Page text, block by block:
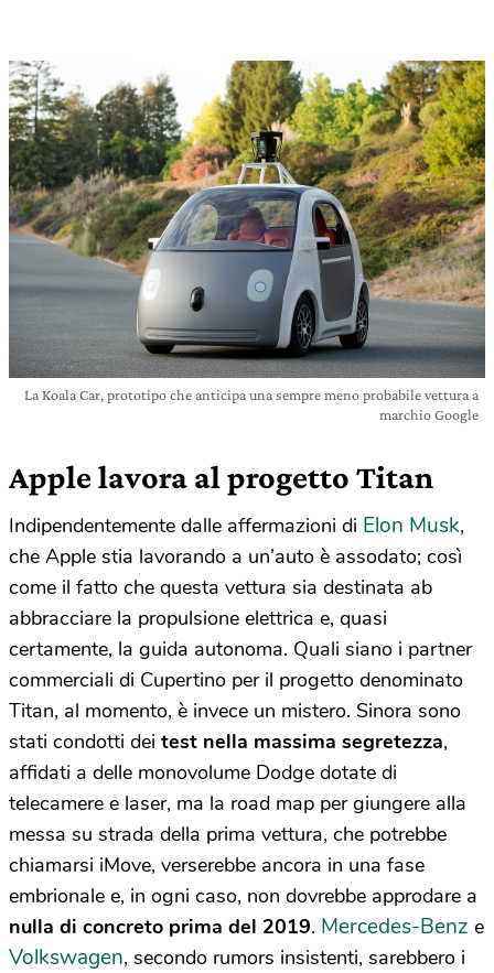
La Koala Car, prototipo che anticipa una sempre meno probabile vettura a
marchio Google
Apple lavora al progetto Titan
Indipendentemente dalle affermazioni di Elon Musk,
che Apple stia lavorando a un’auto è assodato; così
come il fatto che questa vettura sia destinata ab
abbracciare la propulsione elettrica e, quasi
certamente, la guida autonoma. Quali siano i partner
commerciali di Cupertino per il progetto denominato
Titan, al momento, è invece un mistero. Sinora sono
stati condotti dei test nella massima segretezza,
affidati a delle monovolume Dodge dotate di
telecamere e laser, ma la road map per giungere alla
messa su strada della prima vettura, che potrebbe
chiamarsi iMove, verserebbe ancora in una fase
embrionale e, in ogni caso, non dovrebbe approdare a
nulla di concreto prima del 2019. Mercedes-Benz e
Volkswagen, secondo rumors insistenti, sarebbero i